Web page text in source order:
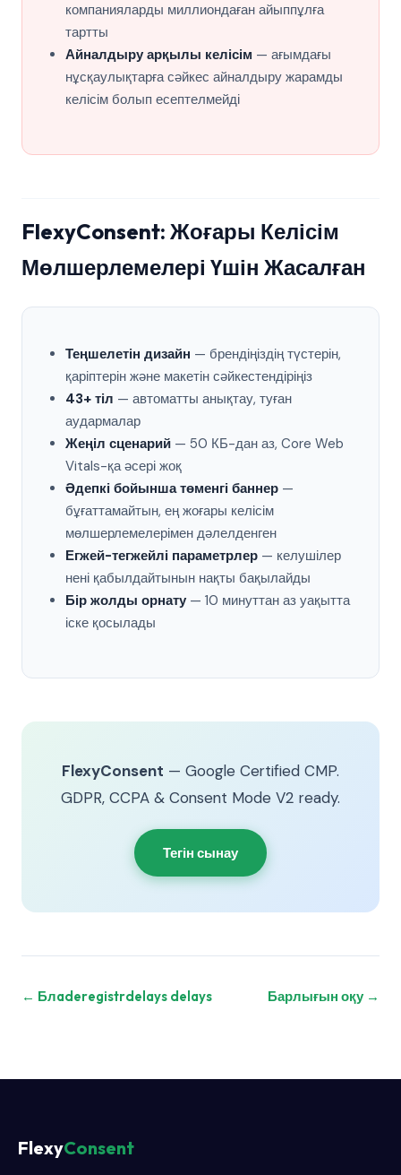
компанияларды миллиондаған айыппұлға
тартты
Айналдыру арқылы келісім — ағымдағы
нұсқаулықтарға сәйкес айналдыру жарамды
келісім болып есептелмейді
FlexyConsent: Жоғары Келісім
Мөлшерлемелері Үшін Жасалған
Теңшелетін дизайн — брендіңіздің түстерін,
қаріптерін және макетін сәйкестендіріңіз
43+ тіл — автоматты анықтау, туған
аудармалар
Жеңіл сценарий — 50 КБ-дан аз, Core Web
Vitals-қа әсері жоқ
Әдепкі бойынша төменгі баннер —
бұғаттамайтын, ең жоғары келісім
мөлшерлемелерімен дәлелденген
Егжей-тегжейлі параметрлер — келушілер
нені қабылдайтынын нақты бақылайды
Бір жолды орнату — 10 минуттан аз уақытта
іске қосылады
FlexyConsent — Google Certified CMP.
GDPR, CCPA & Consent Mode V2 ready.
Тегін сынау
← Блaderegistrdelays delays Барлығын оқу →
FlexyConsent